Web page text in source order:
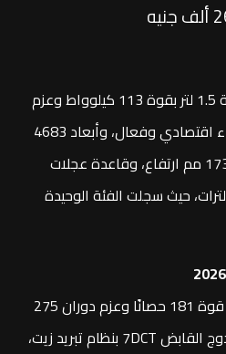
تعتمد على محرك هايبرد سعة 1.5 لتر بقوة 113 كيلوواط وعزم
دوران 233 نيوتن/متر، مع أداء اقتصادي وفعال، وأبعاد 4683
مم طول، 1886 مم عرض، 1730 مم ارتفاع، وقاعدة عجلات
2738 مم وسعة تخزين 407 لترات، حيث سجلت الفئة الوحيدة
تأتي بمحرك 1.5 لتر تيربو يولد قوة 181 حصانًا وعزم دوران 275
نيوتن متر، مع ناقل حركة مزدوج القابض 7DCT بنظام تبريد زيت،